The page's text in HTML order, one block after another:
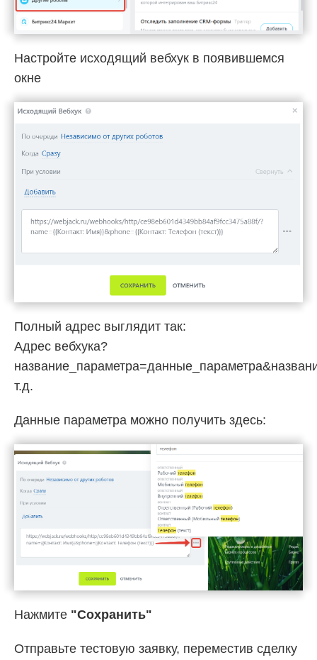
Настройте исходящий вебхук в появившемся
окне
Полный адрес выглядит так:
Адрес вебхука?
т.д.
Данные параметра можно получить здесь:
Нажмите "Сохранить"
Отправьте тестовую заявку, переместив сделку